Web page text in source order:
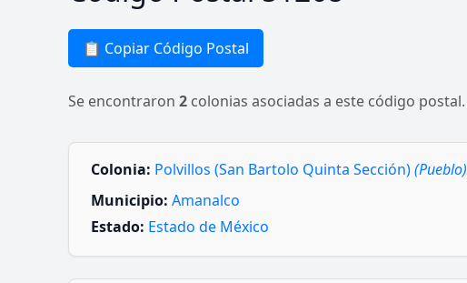
📋 Copiar Código Postal
Se encontraron 2 colonias asociadas a este código postal.
Colonia: Polvillos (San Bartolo Quinta Sección)(Pueblo)
Municipio: Amanalco
Estado: Estado de México